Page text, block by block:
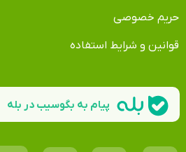
حریم خصوصی
قوانین و شرایط استفاده
پیام به بگوسیب در بله